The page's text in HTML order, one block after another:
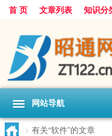
首 页 文章列表 知识分
网站导航
> 有关“软件”的文章